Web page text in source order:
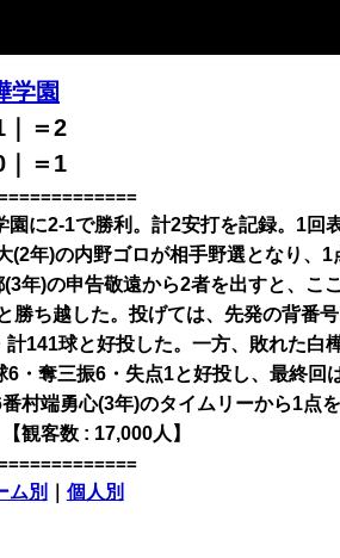
学園
｜＝2
＝1
園に2-1で勝利。計2安打を記録。1回
(2年)の内野ゴロが相手野選となり、
年)の申告敬遠から2者を出すと、こ
勝ち越した。投げては、先発の背番
141球と好投した。一方、敗れた白
・奪三振6・失点1と好投し、最終回
村端勇心(3年)のタイムリーから1点
観客数 : 17,000人】
ム別 個人別